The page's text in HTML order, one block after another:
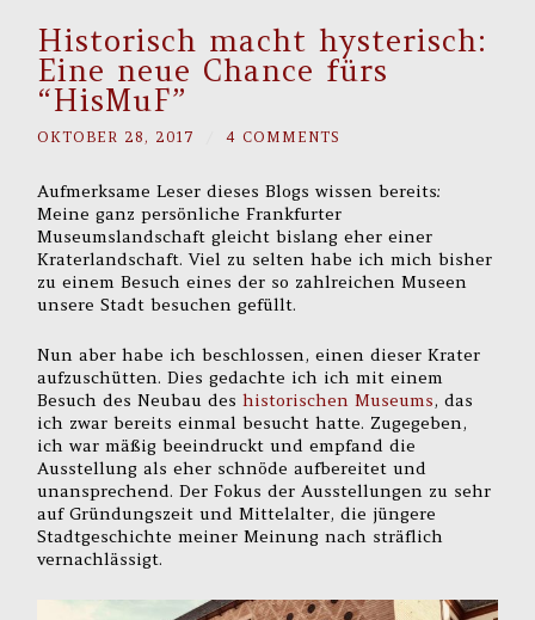
Historisch macht hysterisch:
Eine neue Chance fürs
“HisMuF”
OKTOBER 28, 2017 4 COMMENTS
Aufmerksame Leser dieses Blogs wissen bereits:
Meine ganz persönliche Frankfurter
Museumslandschaft gleicht bislang eher einer
Kraterlandschaft. Viel zu selten habe ich mich bisher
zu einem Besuch eines der so zahlreichen Museen
unsere Stadt besuchen gefüllt.
Nun aber habe ich beschlossen, einen dieser Krater
aufzuschütten. Dies gedachte ich ich mit einem
Besuch des Neubau deshistorischen Museums, das
ich zwar bereits einmal besucht hatte. Zugegeben,
ich war mäßig beeindruckt und empfand die
Ausstellung als eher schnöde aufbereitet und
unansprechend. Der Fokus der Ausstellungen zu sehr
auf Gründungszeit und Mittelalter, die jüngere
Stadtgeschichte meiner Meinung nach sträflich
vernachlässigt.